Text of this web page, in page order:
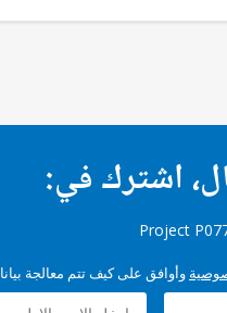
اشترك في:
وأوافق على كيف تتم معالجة